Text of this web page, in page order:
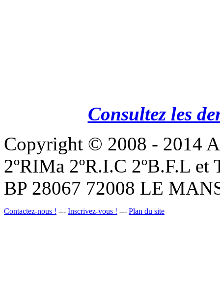
Consultez les
Copyright © 2008 - 2014
2ºRIMa 2ºR.I.C 2ºB.F.L
BP 28067 72008 LE
Contactez-nous ! --- Inscrivez-vous ! --- Plan du site